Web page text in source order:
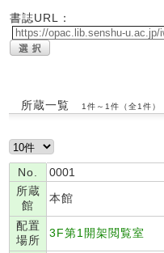
書誌URL：
所蔵一覧 1件～1件（全1件）
No.
0001
所蔵
館
本館
配置
場所
3F第1開架閲覧室